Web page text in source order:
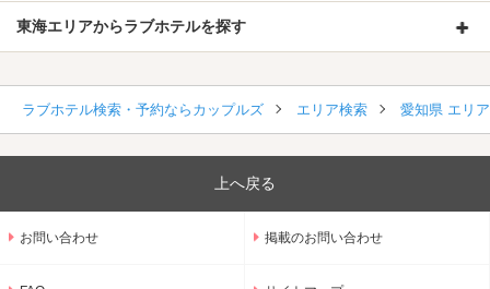
東海エリアからラブホテルを探す
ラブホテル検索・予約ならカップルズ エリア検索 愛知県 エリ
上へ戻る
お問い合わせ 掲載のお問い合わせ